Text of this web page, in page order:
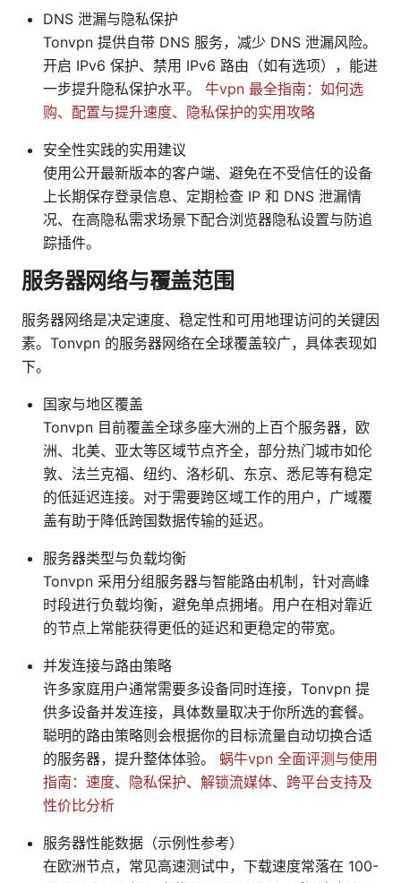
DNS 泄漏与隐私保护
Tonvpn 提供自带 DNS 服务，减少 DNS 泄漏风险。
开启 IPv6 保护、禁用 IPv6 路由（如有选项），能进
一步提升隐私保护水平。 牛vpn 最全指南：如何选
购、配置与提升速度、隐私保护的实用攻略
安全性实践的实用建议
使用公开最新版本的客户端、避免在不受信任的设备
上长期保存登录信息、定期检查 IP 和 DNS 泄漏情
况、在高隐私需求场景下配合浏览器隐私设置与防追
踪插件。
服务器网络与覆盖范围
服务器网络是决定速度、稳定性和可用地理访问的关键因
素。Tonvpn 的服务器网络在全球覆盖较广，具体表现如
下。
国家与地区覆盖
Tonvpn 目前覆盖全球多座大洲的上百个服务器，欧
洲、北美、亚太等区域节点齐全，部分热门城市如伦
敦、法兰克福、纽约、洛杉矶、东京、悉尼等有稳定
的低延迟连接。对于需要跨区域工作的用户，广域覆
盖有助于降低跨国数据传输的延迟。
服务器类型与负载均衡
Tonvpn 采用分组服务器与智能路由机制，针对高峰
时段进行负载均衡，避免单点拥堵。用户在相对靠近
的节点上常能获得更低的延迟和更稳定的带宽。
并发连接与路由策略
许多家庭用户通常需要多设备同时连接，Tonvpn 提
供多设备并发连接，具体数量取决于你所选的套餐。
聪明的路由策略则会根据你的目标流量自动切换合适
的服务器，提升整体体验。 蜗牛vpn 全面评测与使用
指南：速度、隐私保护、解锁流媒体、跨平台支持及
性价比分析
服务器性能数据（示例性参考）
在欧洲节点，常见高速测试中，下载速度常落在 100-